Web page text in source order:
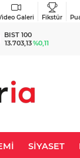
Galeri Fikstür
47,5767
SİYASET